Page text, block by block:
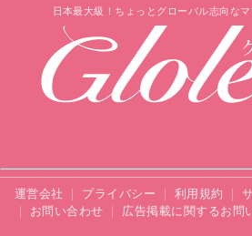
日本最大級！ちょっとグローバル志向な
運営会社 プライバシー 利用規約
お問い合わせ
広告掲載に関するお問